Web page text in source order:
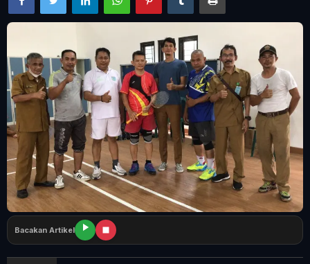
Banten
Pendidikan
Nasional
Politik
Daerah
Bogor Raya
Bacakan Artikel